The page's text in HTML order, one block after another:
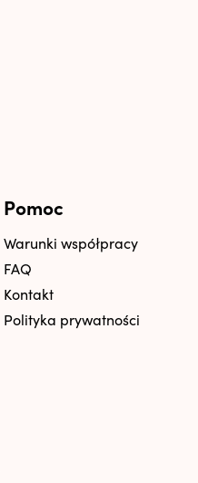
Pomoc
Warunki współpracy
FAQ
Kontakt
Polityka prywatności